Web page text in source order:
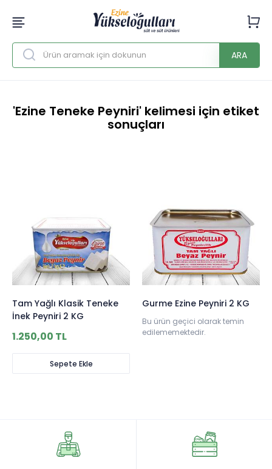
ARA
'Ezine Teneke Peyniri' kelimesi için etiket
sonuçları
Tam Yağlı Klasik Teneke
İnek Peyniri 2 KG
1.250,00 TL
Sepete Ekle
Gurme Ezine Peyniri 2 KG
Bu ürün geçici olarak temin
edilememektedir.